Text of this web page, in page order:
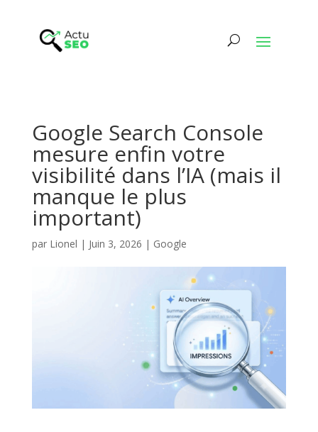
Google Search Console
mesure enfin votre
visibilité dans l’IA (mais il
manque le plus
important)
par Lionel | Juin 3, 2026 | Google